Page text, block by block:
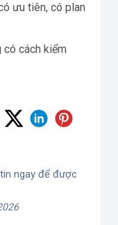
ưu tiên, có plan
có cách kiểm
ngay để được